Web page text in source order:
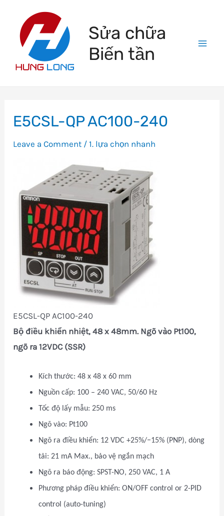
content
Sửa chữa
Biến tần
E5CSL-QP AC100-240
Leave a Comment /1. lựa chọn nhanh
E5CSL-QP AC100-240
Bộ điều khiển nhiệt, 48 x 48mm. Ngõ vào Pt100,
ngõ ra 12VDC (SSR)
Kích thước: 48 x 48 x 60 mm
Nguồn cấp: 100 – 240 VAC, 50/60 Hz
Tốc độ lấy mẫu: 250 ms
Ngõ vào: Pt100
Ngõ ra điều khiển: 12 VDC +25%/−15% (PNP), dòng
tải: 21 mA Max., bảo vệ ngắn mạch
Ngõ ra báo động: SPST-NO, 250 VAC, 1 A
Phương pháp điều khiển: ON/OFF control or 2-PID
control (auto-tuning)